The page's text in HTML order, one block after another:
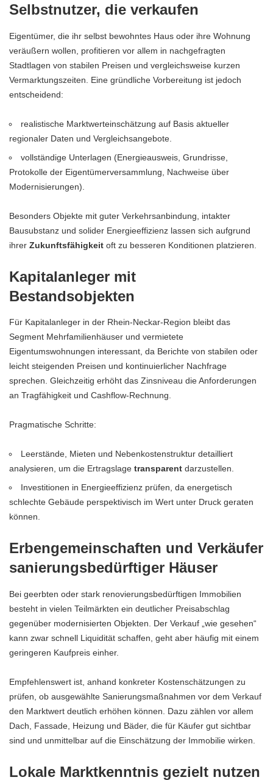
Selbstnutzer, die verkaufen
Eigentümer, die ihr selbst bewohntes Haus oder ihre Wohnung
veräußern wollen, profitieren vor allem in nachgefragten
Stadtlagen von stabilen Preisen und vergleichsweise kurzen
Vermarktungszeiten. Eine gründliche Vorbereitung ist jedoch
entscheidend:
realistische Marktwerteinschätzung auf Basis aktueller
regionaler Daten und Vergleichsangebote.
vollständige Unterlagen (Energieausweis, Grundrisse,
Protokolle der Eigentümerversammlung, Nachweise über
Modernisierungen).
Besonders Objekte mit guter Verkehrsanbindung, intakter
Bausubstanz und solider Energieeffizienz lassen sich aufgrund
ihrer Zukunftsfähigkeit oft zu besseren Konditionen platzieren.
Kapitalanleger mit
Bestandsobjekten
Für Kapitalanleger in der Rhein-Neckar-Region bleibt das
Segment Mehrfamilienhäuser und vermietete
Eigentumswohnungen interessant, da Berichte von stabilen oder
leicht steigenden Preisen und kontinuierlicher Nachfrage
sprechen. Gleichzeitig erhöht das Zinsniveau die Anforderungen
an Tragfähigkeit und Cashflow-Rechnung.
Pragmatische Schritte:
Leerstände, Mieten und Nebenkostenstruktur detailliert
analysieren, um die Ertragslage transparent darzustellen.
Investitionen in Energieeffizienz prüfen, da energetisch
schlechte Gebäude perspektivisch im Wert unter Druck geraten
können.
Erbengemeinschaften und Verkäufer
sanierungsbedürftiger Häuser
Bei geerbten oder stark renovierungsbedürftigen Immobilien
besteht in vielen Teilmärkten ein deutlicher Preisabschlag
gegenüber modernisierten Objekten. Der Verkauf „wie gesehen“
kann zwar schnell Liquidität schaffen, geht aber häufig mit einem
geringeren Kaufpreis einher.
Empfehlenswert ist, anhand konkreter Kostenschätzungen zu
prüfen, ob ausgewählte Sanierungsmaßnahmen vor dem Verkauf
den Marktwert deutlich erhöhen können. Dazu zählen vor allem
Dach, Fassade, Heizung und Bäder, die für Käufer gut sichtbar
sind und unmittelbar auf die Einschätzung der Immobilie wirken.
Lokale Marktkenntnis gezielt nutzen